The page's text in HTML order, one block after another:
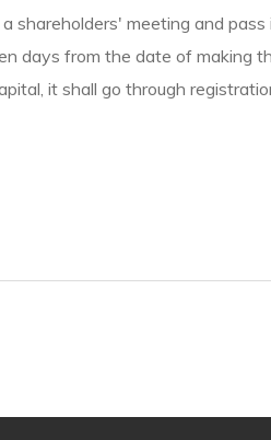
meeting and
days from the date of making
it shall go through